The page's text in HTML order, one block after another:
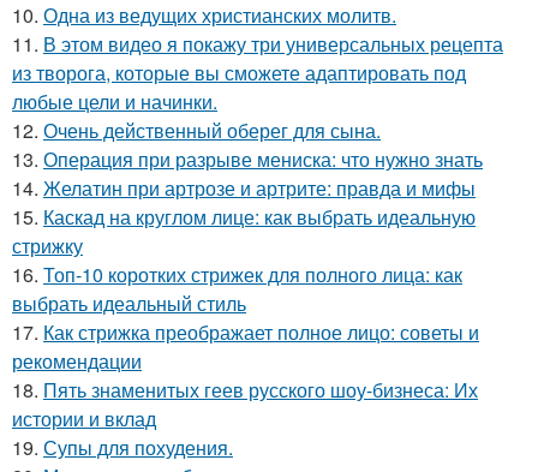
10. Одна из ведущих христианских молитв.
11. В этом видео я покажу три универсальных рецепта
из творога, которые вы сможете адаптировать под
любые цели и начинки.
12. Очень действенный оберег для сына.
13. Операция при разрыве мениска: что нужно знать
14. Желатин при артрозе и артрите: правда и мифы
15. Каскад на круглом лице: как выбрать идеальную
стрижку
16. Топ-10 коротких стрижек для полного лица: как
выбрать идеальный стиль
17. Как стрижка преображает полное лицо: советы и
рекомендации
18. Пять знаменитых геев русского шоу-бизнеса: Их
истории и вклад
19. Супы для похудения.